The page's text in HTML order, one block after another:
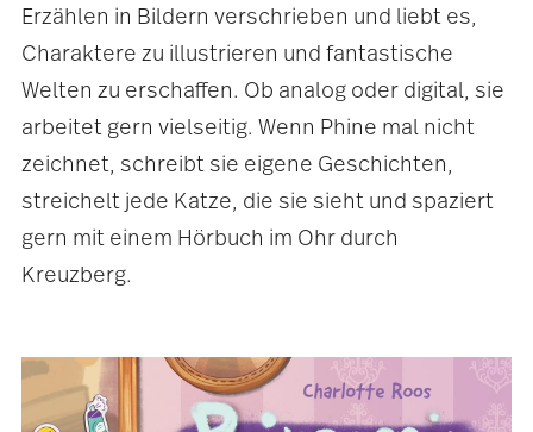
Erzählen in Bildern verschrieben und liebt es,
Charaktere zu illustrieren und fantastische
Welten zu erschaffen. Ob analog oder digital, sie
arbeitet gern vielseitig. Wenn Phine mal nicht
zeichnet, schreibt sie eigene Geschichten,
streichelt jede Katze, die sie sieht und spaziert
gern mit einem Hörbuch im Ohr durch
Kreuzberg.